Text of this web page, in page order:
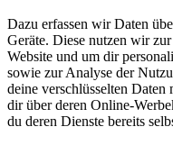
Dazu erfassen wir Daten
Geräte. Diese nutzen wir
Website und um dir
sowie zur Analyse der
deine verschlüsselten
dir über deren Online-
du deren Dienste bereits